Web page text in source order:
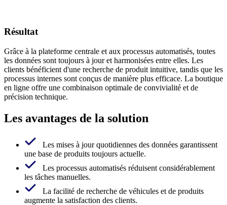
Résultat
Grâce à la plateforme centrale et aux processus automatisés, toutes
les données sont toujours à jour et harmonisées entre elles. Les
clients bénéficient d'une recherche de produit intuitive, tandis que les
processus internes sont conçus de manière plus efficace. La boutique
en ligne offre une combinaison optimale de convivialité et de
précision technique.
Les avantages de la solution
Les mises à jour quotidiennes des données garantissent
une base de produits toujours actuelle.
Les processus automatisés réduisent considérablement
les tâches manuelles.
La facilité de recherche de véhicules et de produits
augmente la satisfaction des clients.